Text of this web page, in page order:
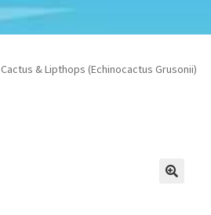
Cactus & Lipthops (Echinocactus Grusonii)